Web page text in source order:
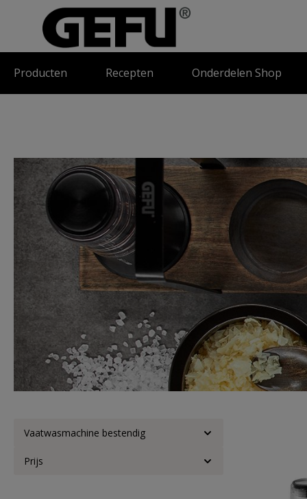
Ga naar de hoofdnavigatie
Producten Recepten Onderdelen Shop
Vaatwasmachine bestendig
Prijs